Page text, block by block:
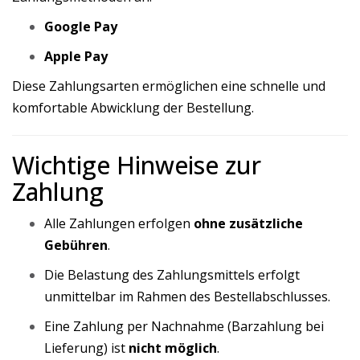
Google Pay
Apple Pay
Diese Zahlungsarten ermöglichen eine schnelle und
komfortable Abwicklung der Bestellung.
Wichtige Hinweise zur
Zahlung
Alle Zahlungen erfolgen ohne zusätzliche
Gebühren.
Die Belastung des Zahlungsmittels erfolgt
unmittelbar im Rahmen des Bestellabschlusses.
Eine Zahlung per Nachnahme (Barzahlung bei
Lieferung) ist nicht möglich.